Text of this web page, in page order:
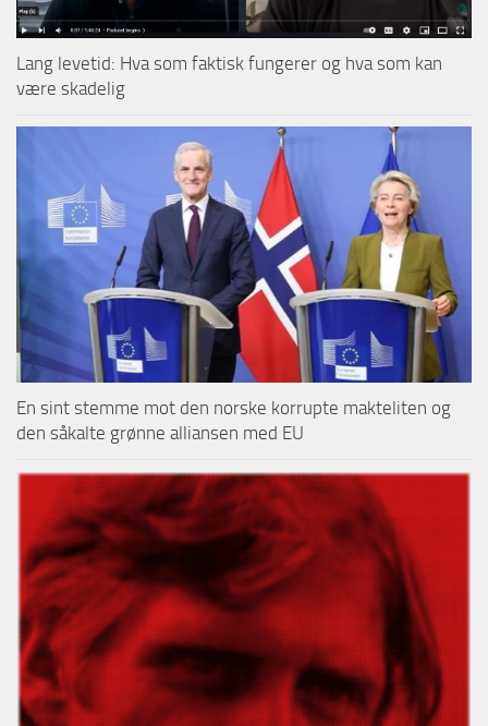
Lang levetid: Hva som faktisk fungerer og hva som kan
være skadelig
En sint stemme mot den norske korrupte makteliten og
den såkalte grønne alliansen med EU